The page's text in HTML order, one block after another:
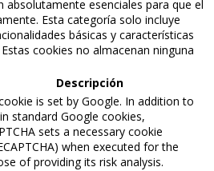
absolutamente esenciales para que el
Esta categoría solo incluye
básicas y características
cookies no almacenan ninguna
Descripción
is set by Google. In addition to
standard Google cookies,
sets a necessary cookie
when executed for the
of providing its risk analysis.